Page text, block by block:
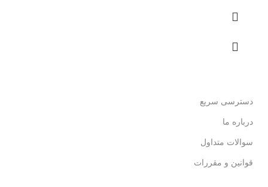
دسترسی سریع
درباره ما
سوالات متداول
قوانین و مقررات